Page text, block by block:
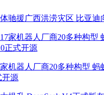
驰援广西洪涝灾区 比亚迪
机器人厂商20多种构型
开源